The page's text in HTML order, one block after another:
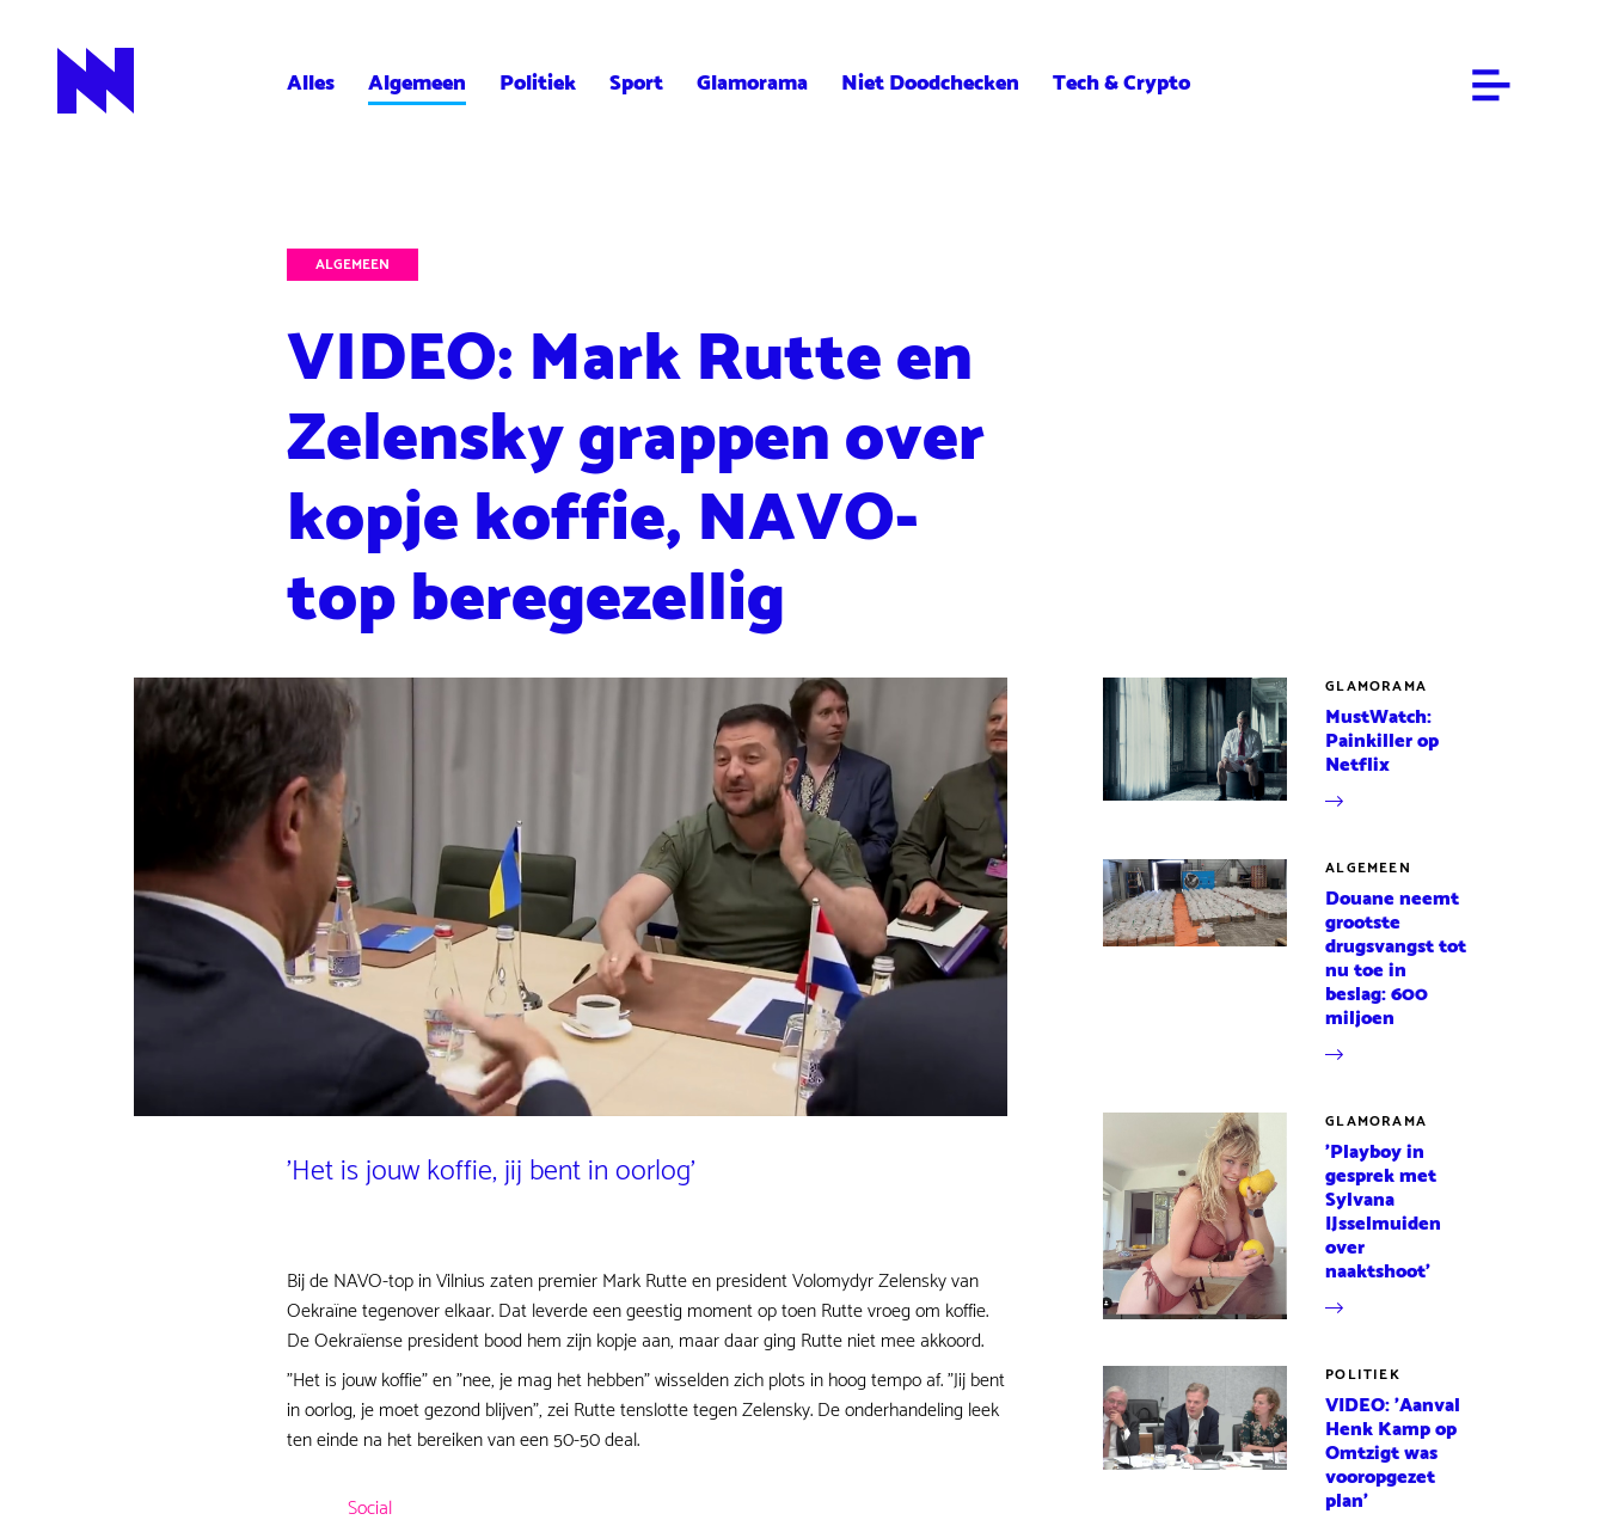
Alles Algemeen Politiek Sport Glamorama Niet Doodchecken Tech & Crypto
ALGEMEEN
VIDEO: Mark Rutte en
Zelensky grappen over
kopje koffie, NAVO-
top beregezellig
'Het is jouw koffie, jij bent in oorlog'
Bij de NAVO-top in Vilnius zaten premier Mark Rutte en president Volomydyr Zelensky van
Oekraïne tegenover elkaar. Dat leverde een geestig moment op toen Rutte vroeg om koffie.
De Oekraïense president bood hem zijn kopje aan, maar daar ging Rutte niet mee akkoord.
"Het is jouw koffie" en "nee, je mag het hebben" wisselden zich plots in hoog tempo af. "Jij bent
in oorlog, je moet gezond blijven", zei Rutte tenslotte tegen Zelensky. De onderhandeling leek
ten einde na het bereiken van een 50-50 deal.
Social
GLAMORAMA
MustWatch:
Painkiller op
Netflix
ALGEMEEN
Douane neemt
grootste
drugsvangst tot
nu toe in
beslag: 600
miljoen
GLAMORAMA
'Playboy in
gesprek met
Sylvana
IJsselmuiden
over
naaktshoot'
POLITIEK
VIDEO: 'Aanval
Henk Kamp op
Omtzigt was
vooropgezet
plan'